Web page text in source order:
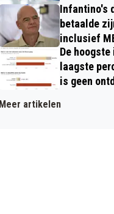
Infantino's
betaalde
inclusief
De
laagste
is geen
Meer artikelen